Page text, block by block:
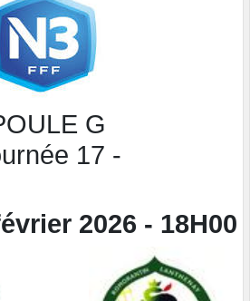
G
17 -
2026 - 18H00